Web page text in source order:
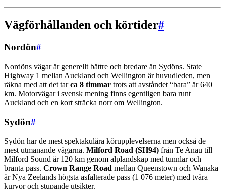
Vägförhållanden och körtider#
Nordön#
Nordöns vägar är generellt bättre och bredare än Sydöns. State
Highway 1 mellan Auckland och Wellington är huvudleden, men
räkna med att det tarca 8 timmar trots att avståndet “bara” är 640
km. Motorvägar i svensk mening finns egentligen bara runt
Auckland och en kort sträcka norr om Wellington.
Sydön#
Sydön har de mest spektakulära körupplevelserna men också de
mest utmanande vägarna. Milford Road (SH94) från Te Anau till
Milford Sound är 120 km genom alplandskap med tunnlar och
branta pass. Crown Range Road mellan Queenstown och Wanaka
är Nya Zeelands högsta asfalterade pass (1 076 meter) med tvära
kurvor och stupande utsikter.